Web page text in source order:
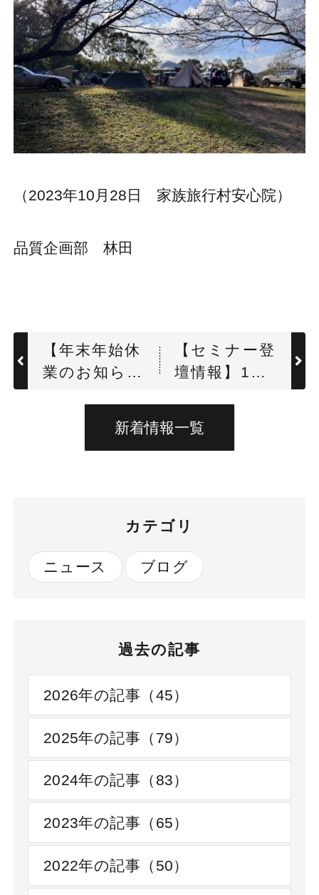
（2023年10月28日 家族旅行村安心院）
品質企画部 林田
【年末年始休
業のお知ら
【セミナー登
壇情報】12
代表取締役社
新着情報一覧
カテゴリ
ニュース ブログ
過去の記事
2026年の記事（45）
2025年の記事（79）
2024年の記事（83）
2023年の記事（65）
2022年の記事（50）